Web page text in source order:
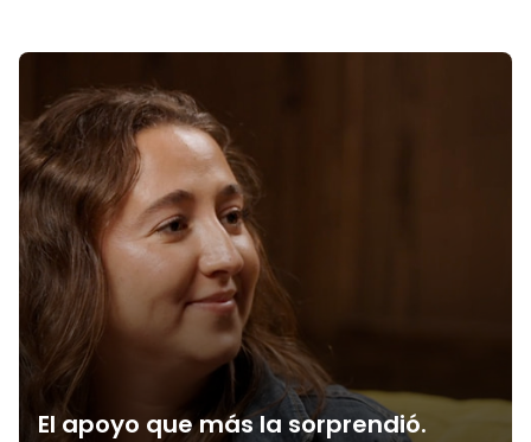
El apoyo que más la sorprendió.